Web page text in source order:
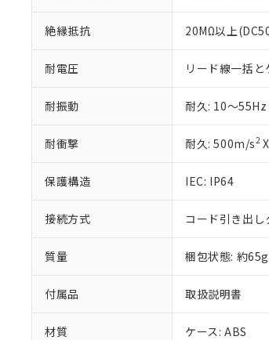
絶縁抵抗 20MΩ以上
耐電圧 リード線一括
耐振動 耐久: 10～
耐衝撃 耐久: 500m/s2
保護構造 IEC: IP64
接続方式 コード引き出
質量 梱包状態: 約65g
付属品 取扱説明書
材質 ケース: ABS
下
※
既
「
味